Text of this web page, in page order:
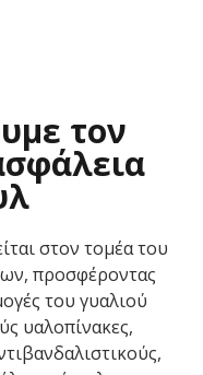
τον
στον τομέα του
προσφέροντας
του γυαλιού
υαλοπίνακες,